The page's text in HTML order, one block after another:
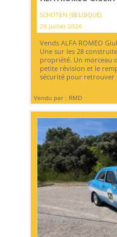
SCHOTEN (BELGIQUE)
28 juillet 2026
Vends ALFA ROMEO
Une sur les 28
propriété. Un morceau
petite révision et le
sécurité pour retrouver
Vendu par : RMD